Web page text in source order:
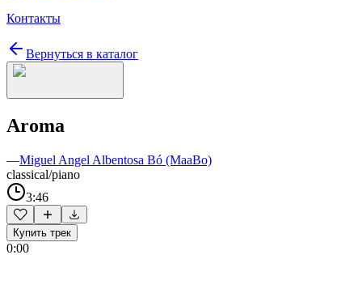
Контакты
Вернуться в каталог
Aroma
—Miguel Angel Albentosa Bó (MaaBo)
classical/piano
3:46
Купить трек
0:00